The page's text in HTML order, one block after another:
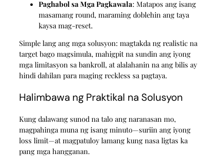
Paghabol sa Mga Pagkawala: Matapos ang isang
masamang round, maraming doblehin ang taya
kaysa mag-reset.
Simple lang ang mga solusyon: magtakda ng realistic na
target bago magsimula, mahigpit na sundin ang iyong
mga limitasyon sa bankroll, at alalahanin na ang bilis ay
hindi dahilan para maging reckless sa pagtaya.
Halimbawa ng Praktikal na Solusyon
Kung dalawang sunod na talo ang naranasan mo,
magpahinga muna ng isang minuto—suriin ang iyong
loss limit—at magpatuloy lamang kung nasa ligtas ka
pang mga hangganan.